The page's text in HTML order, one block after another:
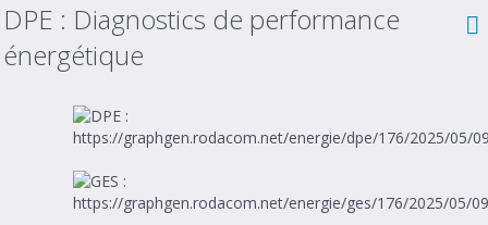
DPE : Diagnostics de performance
énergétique